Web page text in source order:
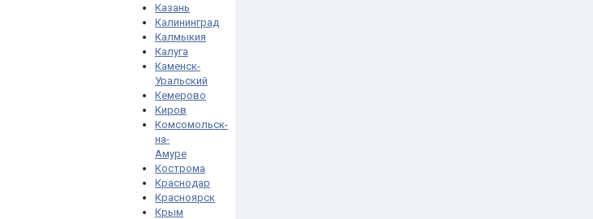
Казань
Калининград
Калмыкия
Калуга
Каменск-
Уральский
Кемерово
Киров
Комсомольск-
на-
Амуре
Кострома
Краснодар
Красноярск
Крым